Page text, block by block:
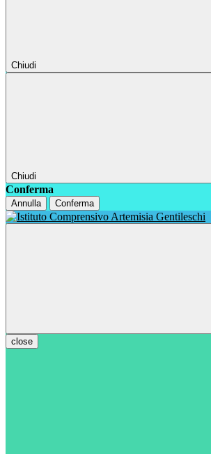
Chiudi
Chiudi
Conferma
Annulla Conferma
close